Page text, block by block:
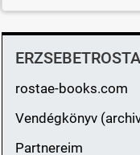
rostae-books.com
Vendégkönyv
Partnereim